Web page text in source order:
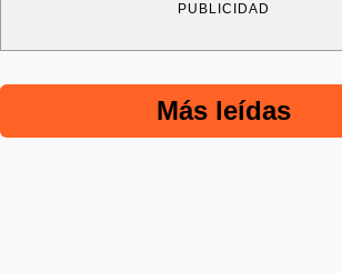
PUBLICIDAD
Más leídas